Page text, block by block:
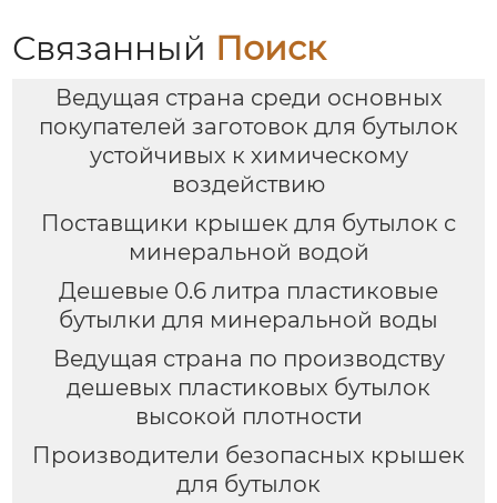
Связанный Поиск
Ведущая страна среди основных
покупателей заготовок для бутылок
устойчивых к химическому
воздействию
Поставщики крышек для бутылок с
минеральной водой
Дешевые 0.6 литра пластиковые
бутылки для минеральной воды
Ведущая страна по производству
дешевых пластиковых бутылок
высокой плотности
Производители безопасных крышек
для бутылок